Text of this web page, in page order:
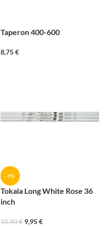
Taperon 400-600
8,75€
-9%
Tokala Long White Rose 36
inch
10,90€ 9,95€